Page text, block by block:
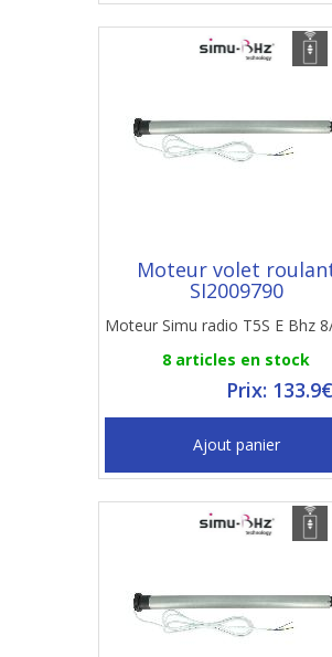
Moteur volet
SI2009790
Moteur Simu radio T5S E Bhz
8 articles en stock
Prix:
Ajout panier